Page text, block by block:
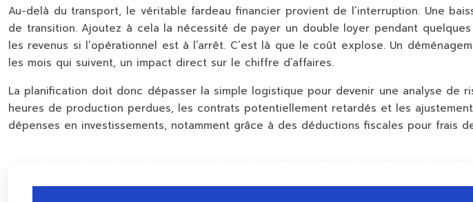
Au-delà du transport, le véritable fardeau financier provient de l’interruption. Une
de transition. Ajoutez à cela la nécessité de payer un double loyer pendant
les revenus si l’opérationnel est à l’arrêt. C’est là que le coût explose. Un
les mois qui suivent, un impact direct sur le chiffre d’affaires.
La planification doit donc dépasser la simple logistique pour devenir une analyse de
heures de production perdues, les contrats potentiellement retardés et les
dépenses en investissements, notamment grâce à des déductions fiscales pour frais